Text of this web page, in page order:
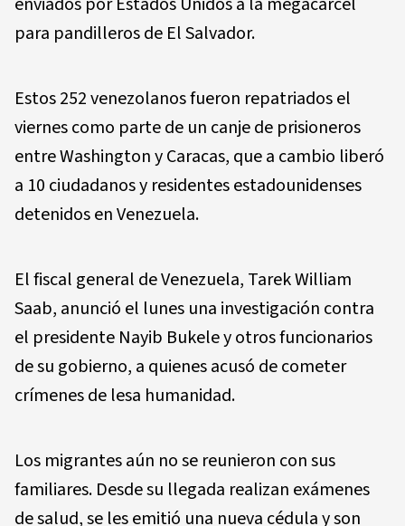
para pandilleros de El Salvador.
Estos 252 venezolanos fueron repatriados el
viernes como parte de un canje de prisioneros
entre Washington y Caracas, que a cambio liberó
a 10 ciudadanos y residentes estadounidenses
detenidos en Venezuela.
El fiscal general de Venezuela, Tarek William
Saab, anunció el lunes una investigación contra
el presidente Nayib Bukele y otros funcionarios
de su gobierno, a quienes acusó de cometer
crímenes de lesa humanidad.
Los migrantes aún no se reunieron con sus
familiares. Desde su llegada realizan exámenes
de salud, se les emitió una nueva cédula y son